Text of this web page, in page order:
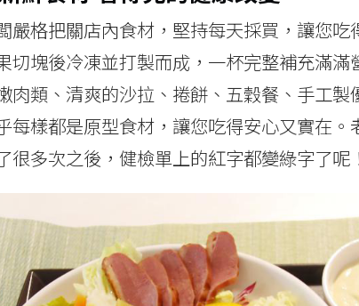
嚴格把關店內食材，堅持每天採買，讓您吃
切塊後冷凍並打製而成，一杯完整補充滿
肉類、清爽的沙拉、捲餅、五穀餐、手工
每樣都是原型食材，讓您吃得安心又實在。
很多次之後，健檢單上的紅字都變綠字了呢